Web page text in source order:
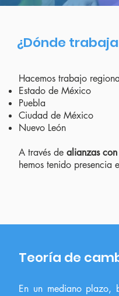
Hacemos trabajo
Estado de México
Puebla
Ciudad de México
Nuevo León
A través de alianzas
hemos tenido presencia
¿Dónde
Teoría de
En un mediano plazo,